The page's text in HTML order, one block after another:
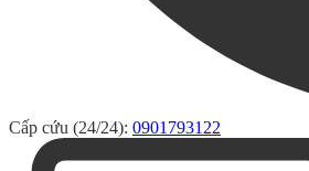
Cấp cứu (24/24): 0901793122